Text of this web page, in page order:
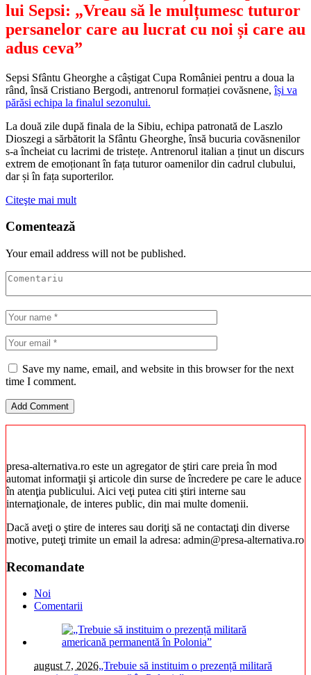
lui Sepsi: „Vreau să le mulțumesc tuturor
persanelor care au lucrat cu noi și care au
adus ceva”
Sepsi Sfântu Gheorghe a câștigat Cupa României pentru a doua la
rând, însă Cristiano Bergodi, antrenorul formației covăsnene,își va
părăsi echipa la finalul sezonului.
La două zile după finala de la Sibiu, echipa patronată de Laszlo
Dioszegi a sărbătorit la Sfântu Gheorghe, însă bucuria covăsnenilor
s-a încheiat cu lacrimi de tristețe. Antrenorul italian a ținut un discurs
extrem de emoționant în fața tuturor oamenilor din cadrul clubului,
dar și în fața suporterilor.
Citeşte mai mult
Comentează
Your email address will not be published.
Save my name, email, and website in this browser for the next
time I comment.
presa-alternativa.ro este un agregator de ştiri care preia în mod
automat informaţii şi articole din surse de încredere pe care le aduce
în atenţia publicului. Aici veţi putea citi ştiri interne sau
internaţionale, de interes public, din mai multe domenii.
Dacă aveţi o ştire de interes sau doriţi să ne contactaţi din diverse
motive, puteţi trimite un email la adresa: admin@presa-alternativa.ro
Recomandate
Noi
Comentarii
august 7, 2026„Trebuie să instituim o prezență militară